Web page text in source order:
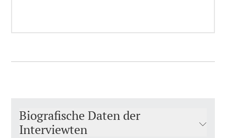
Biografische Daten der
Interviewten